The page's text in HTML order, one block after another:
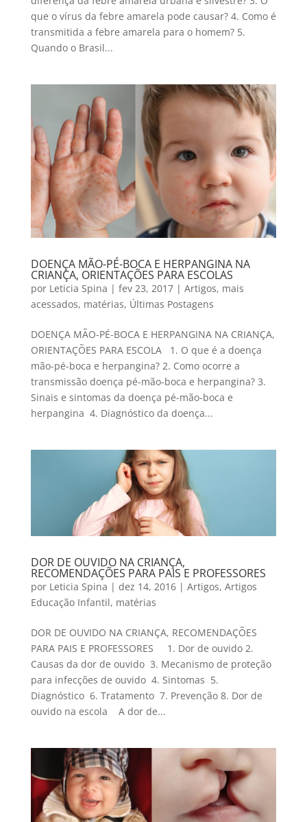
que o vírus da febre amarela pode causar? 4. Como é
transmitida a febre amarela para o homem? 5.
Quando o Brasil...
DOENÇA MÃO-PÉ-BOCA E HERPANGINA NA
CRIANÇA, ORIENTAÇÕES PARA ESCOLAS
por Leticia Spina | fev 23, 2017| Artigos, mais
acessados, matérias, Últimas Postagens
DOENÇA MÃO-PÉ-BOCA E HERPANGINA NA CRIANÇA,
ORIENTAÇÕES PARA ESCOLA 1. O que é a doença
mão-pé-boca e herpangina? 2. Como ocorre a
transmissão doença pé-mão-boca e herpangina? 3.
Sinais e sintomas da doença pé-mão-boca e
herpangina 4. Diagnóstico da doença...
DOR DE OUVIDO NA CRIANÇA,
RECOMENDAÇÕES PARA PAIS E PROFESSORES
por Leticia Spina | dez 14, 2016| Artigos, Artigos
Educação Infantil, matérias
DOR DE OUVIDO NA CRIANÇA, RECOMENDAÇÕES
PARA PAIS E PROFESSORES 1. Dor de ouvido 2.
Causas da dor de ouvido 3. Mecanismo de proteção
para infecções de ouvido 4. Sintomas 5.
Diagnóstico 6. Tratamento 7. Prevenção 8. Dor de
ouvido na escola A dor de...